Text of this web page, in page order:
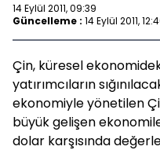
14 Eylül 2011, 09:39
Güncelleme : 14 Eylül 2011,
Çin, küresel
yatırımcıların
ekonomiyle yönetilen
büyük gelişen
dolar karşısında